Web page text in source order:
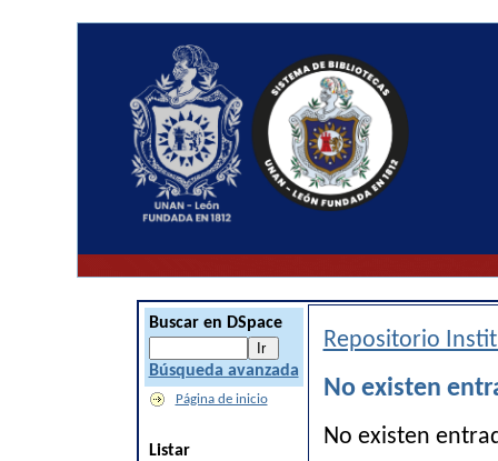
Buscar en DSpace
Búsqueda avanzada
Página de inicio
Listar
Repositorio
No existen
No existen